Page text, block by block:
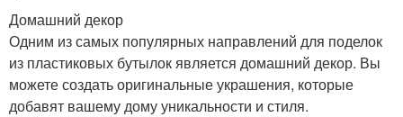
Домашний декор
Одним из самых популярных направлений для поделок
из пластиковых бутылок является домашний декор. Вы
можете создать оригинальные украшения, которые
добавят вашему дому уникальности и стиля.